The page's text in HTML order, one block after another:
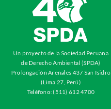
Un proyecto de la Sociedad Peruana
de Derecho Ambiental (SPDA)
Prolongación Arenales 437 San Isidro
(Lima 27, Perú)
Teléfono: (511) 612 4700